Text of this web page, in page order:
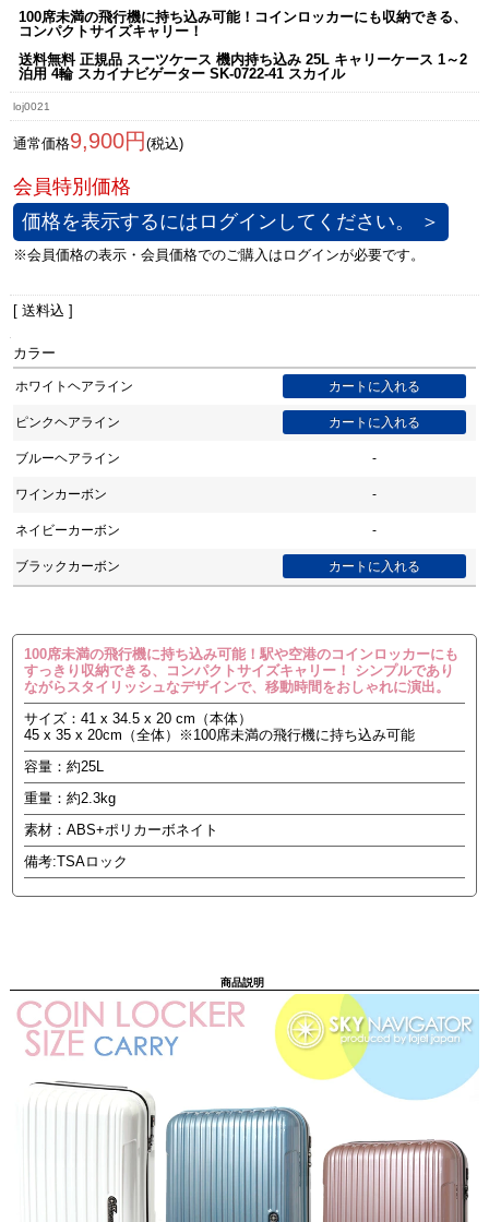
100席未満の飛行機に持ち込み可能！コインロッカーにも収納できる、
コンパクトサイズキャリー！
送料無料 正規品 スーツケース 機内持ち込み 25L キャリーケース 1～2
泊用 4輪 スカイナビゲーター SK-0722-41 スカイル
loj0021
通常価格9,900円 (税込)
価格を表示するにはログインしてください。 ＞
[ 送料込 ]
カラー
ホワイトヘアライン
ピンクヘアライン
ブルーヘアライン -
ワインカーボン -
ネイビーカーボン -
ブラックカーボン
100席未満の飛行機に持ち込み可能！駅や空港のコインロッカーにも
すっきり収納できる、コンパクトサイズキャリー！ シンプルであり
ながらスタイリッシュなデザインで、移動時間をおしゃれに演出。
サイズ：41 x 34.5 x 20 cm（本体）
45 x 35 x 20cm（全体）※100席未満の飛行機に持ち込み可能
容量：約25L
重量：約2.3kg
素材：ABS+ポリカーボネイト
備考:TSAロック
商品説明